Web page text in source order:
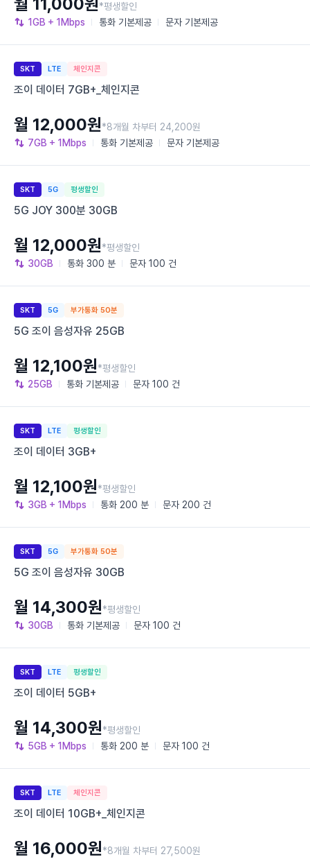
1GB + 1Mbps 통화 기본제공 문자 기본제공
*평생할인
SKT LTE 체인지콘
조이 데이터 7GB+_체인지콘
7GB + 1Mbps 통화 기본제공 문자 기본제공
월 12,000원*8개월 차부터 24,200원
SKT 5G 평생할인
5G JOY 300분 30GB
30GB 통화 300 분 문자 100 건
월 12,000원*평생할인
SKT 5G 부가통화 50분
5G 조이 음성자유 25GB
25GB 통화 기본제공 문자 100 건
월 12,100원*평생할인
SKT LTE 평생할인
조이 데이터 3GB+
3GB + 1Mbps 통화 200 분 문자 200 건
월 12,100원*평생할인
SKT 5G 부가통화 50분
5G 조이 음성자유 30GB
30GB 통화 기본제공 문자 100 건
월 14,300원*평생할인
SKT LTE 평생할인
조이 데이터 5GB+
5GB + 1Mbps 통화 200 분 문자 100 건
월 14,300원*평생할인
SKT LTE 체인지콘
조이 데이터 10GB+_체인지콘
월 16,000원*8개월 차부터 27,500원